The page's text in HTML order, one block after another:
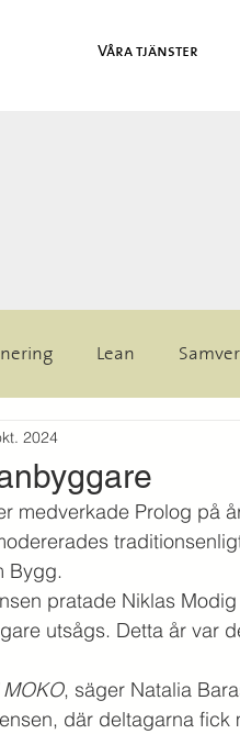
Våra tjänster
Lean
2024
medverkade Prolog på
Bygg.
pratade Niklas
utsågs. Detta år var
, säger Natalia
där deltagarna